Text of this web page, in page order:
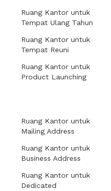
Ruang Kantor untuk
Tempat Ulang Tahun
Ruang Kantor untuk
Tempat Reuni
Ruang Kantor untuk
Product Launching
Ruang Kantor untuk
Mailing Address
Ruang Kantor untuk
Business Address
Ruang Kantor untuk
Dedicated